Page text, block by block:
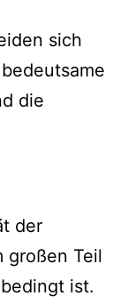
sich
die
der
großen Teil
ist.